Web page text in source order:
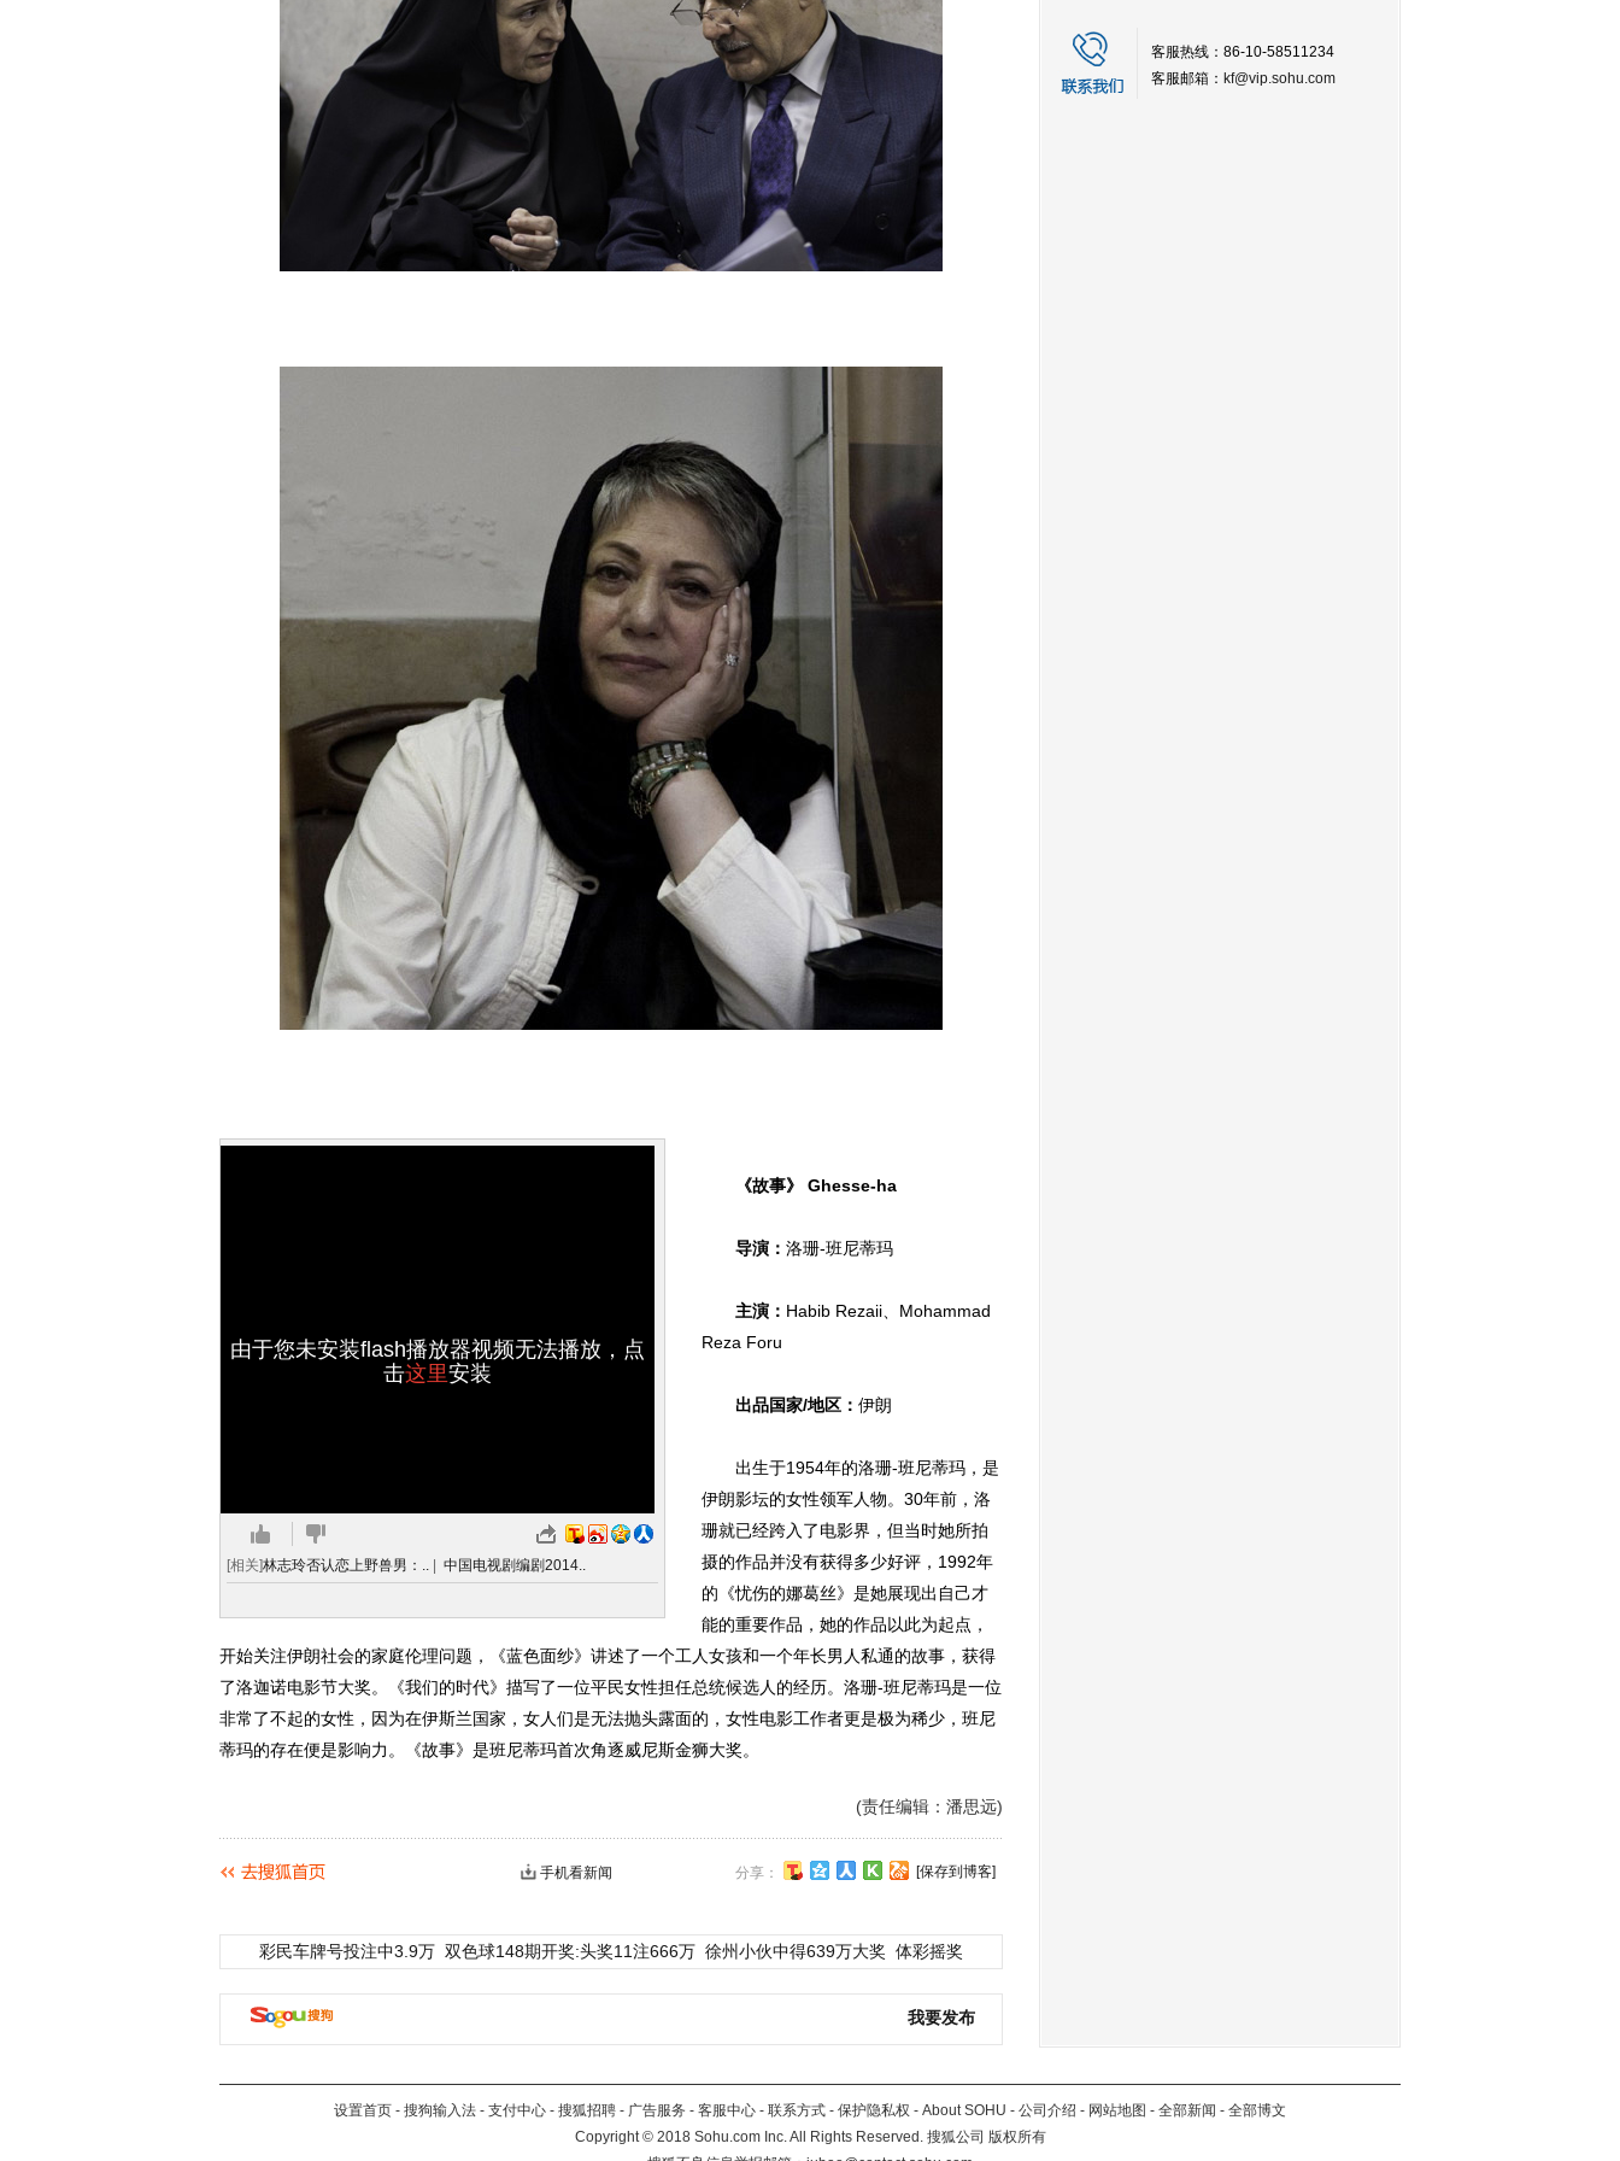
由于您未安装flash播放器视频无法播放，点
击这里安装
[相关]林志玲否认恋上野兽男：.. 中国电视剧编剧2014..
《故事》 Ghesse-ha
导演： 洛珊-班尼蒂玛
主演： Habib Rezaii、Mohammad
Reza Foru
出品国家/地区： 伊朗
出生于1954年的洛珊-班尼蒂玛，是
伊朗影坛的女性领军人物。30年前，洛
珊就已经跨入了电影界，但当时她所拍
摄的作品并没有获得多少好评，1992年
的《忧伤的娜葛丝》是她展现出自己才
能的重要作品，她的作品以此为起点，
开始关注伊朗社会的家庭伦理问题，《蓝色面纱》讲述了一个工人女孩和一个年长男人私通的故事，获得
了洛迦诺电影节大奖。《我们的时代》描写了一位平民女性担任总统候选人的经历。洛珊-班尼蒂玛是一位
非常了不起的女性，因为在伊斯兰国家，女人们是无法抛头露面的，女性电影工作者更是极为稀少，班尼
蒂玛的存在便是影响力。《故事》是班尼蒂玛首次角逐威尼斯金狮大奖。
(责任编辑：潘思远)
分享： [保存到博客]
手机看新闻
彩民车牌号投注中3.9万 双色球148期开奖:头奖11注666万 徐州小伙中得639万大奖 体彩摇奖
我要发布
客服热线：86-10-58511234
客服邮箱： kf@vip.sohu.com
设置首页 - 搜狗输入法 - 支付中心 - 搜狐招聘 - 广告服务 - 客服中心 - 联系方式 - 保护隐私权 - About SOHU - 公司介绍 - 网站地图 - 全部新闻 - 全部博文
Copyright©2018 Sohu.com Inc. All Rights Reserved. 搜狐公司 版权所有